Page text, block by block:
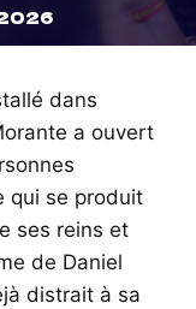
dans
a ouvert
qui se produit
ses reins et
de Daniel
distrait à sa